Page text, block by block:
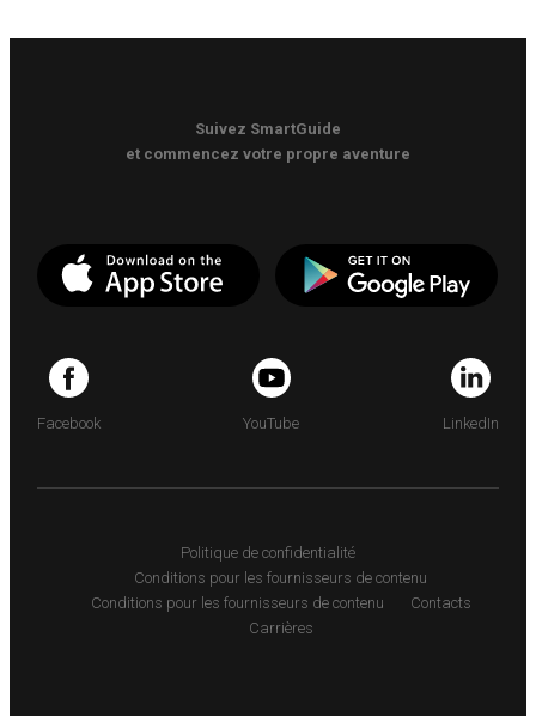
Suivez SmartGuide
et commencez votre propre aventure
Facebook YouTube LinkedIn
Politique de confidentialité
Conditions pour les fournisseurs de contenu
Conditions pour les fournisseurs de contenu
Contacts
Carrières